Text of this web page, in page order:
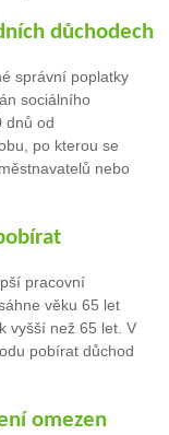
důchodech
správní poplatky
sociálního
dnů od
po kterou se
nebo
pracovní
věku 65 let
vyšší než 65 let. V
pobírat důchod
omezen